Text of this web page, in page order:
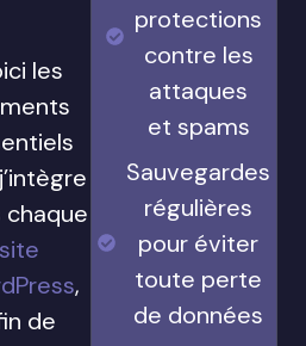
les
chaque
site
,
de
protections
contre les
attaques
et spams
Sauvegardes
régulières
pour éviter
toute perte
de données